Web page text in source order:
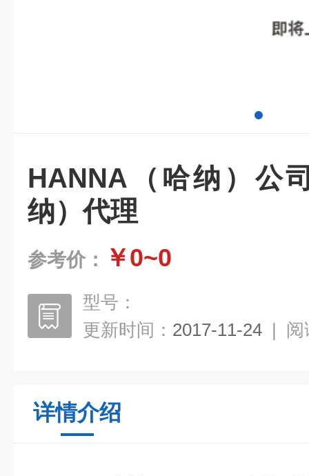
HANNA（哈纳）公
纳）代理
参考价： ￥0~0
型号：
更新时间： 2017-11-24 | 阅
详情介绍